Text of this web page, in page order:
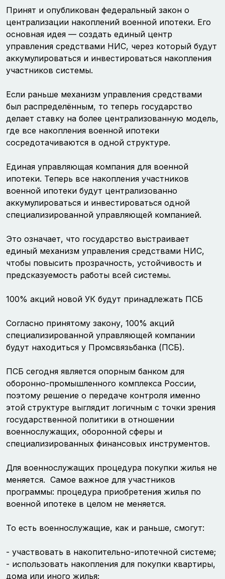
Принят и опубликован федеральный закон о
централизации накоплений военной ипотеки. Его
основная идея — создать единый центр
управления средствами НИС, через который будут
аккумулироваться и инвестироваться накопления
участников системы.
Если раньше механизм управления средствами
был распределённым, то теперь государство
делает ставку на более централизованную модель,
где все накопления военной ипотеки
сосредотачиваются в одной структуре.
Единая управляющая компания для военной
ипотеки. Теперь все накопления участников
военной ипотеки будут централизованно
аккумулироваться и инвестироваться одной
специализированной управляющей компанией.
Это означает, что государство выстраивает
единый механизм управления средствами НИС,
чтобы повысить прозрачность, устойчивость и
предсказуемость работы всей системы.
100% акций новой УК будут принадлежать ПСБ
Согласно принятому закону, 100% акций
специализированной управляющей компании
будут находиться у Промсвязьбанка (ПСБ).
ПСБ сегодня является опорным банком для
оборонно-промышленного комплекса России,
поэтому решение о передаче контроля именно
этой структуре выглядит логичным с точки зрения
государственной политики в отношении
военнослужащих, оборонной сферы и
специализированных финансовых инструментов.
Для военнослужащих процедура покупки жилья не
меняется. Самое важное для участников
программы: процедура приобретения жилья по
военной ипотеке в целом не меняется.
То есть военнослужащие, как и раньше, смогут:
- участвовать в накопительно-ипотечной системе;
- использовать накопления для покупки квартиры,
дома или иного жилья;